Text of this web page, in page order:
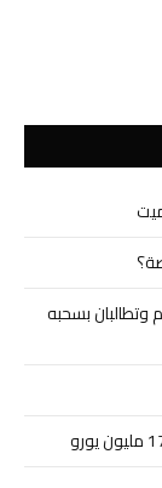
وتطالبان بسحبه